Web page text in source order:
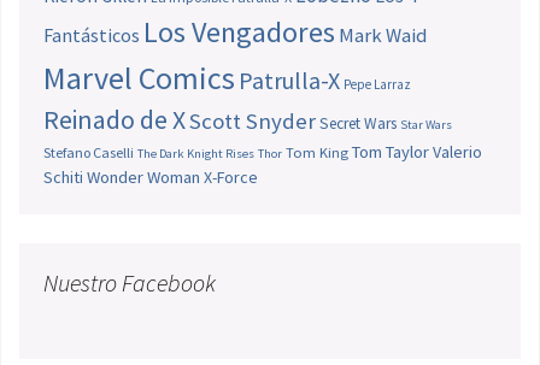
Fantásticos Los Vengadores Mark Waid
Marvel Comics Patrulla-X Pepe Larraz
Reinado de XScott SnyderSecret Wars Star Wars
Stefano Caselli The Dark Knight Rises Thor Tom King Tom TaylorValerio
Schiti Wonder Woman X-Force
Nuestro Facebook